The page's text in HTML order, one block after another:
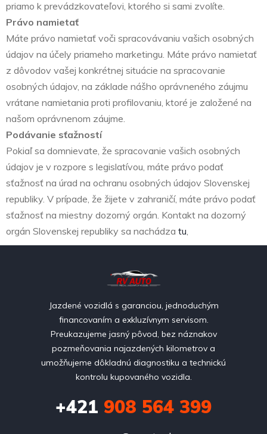
priamo k prevádzkovateľovi, ktorého si sami zvolíte.
Právo namietať
Máte právo namietať voči spracovávaniu vašich osobných
údajov na účely priameho marketingu. Máte právo namietať
z dôvodov vašej konkrétnej situácie na spracovanie
osobných údajov, na základe nášho oprávneného záujmu
vrátane namietania proti profilovaniu, ktoré je založené na
našom oprávnenom záujme.
Podávanie sťažností
Pokiaľ sa domnievate, že spracovanie vašich osobných
údajov je v rozpore s legislatívou, máte právo podať
sťažnosť na úrad na ochranu osobných údajov Slovenskej
republiky. V prípade, že žijete v zahraničí, máte právo podať
sťažnosť na miestny dozorný orgán. Kontakt na dozorný
orgán Slovenskej republiky sa nachádza tu,
Jazdené vozidlá s garanciou, jednoduchým
financovaním a exkluzívnym servisom.
Preukazujeme jasný pôvod, bez náznakov
pozmeňovania najazdených kilometrov a
umožňujeme dôkladnú diagnostiku a technickú
kontrolu kupovaného vozidla.
+421 908 564 399